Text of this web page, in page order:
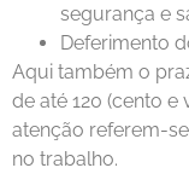
segurança e
Deferimento
Aqui também o
de até 120 (cento e
atenção referem-
no trabalho.